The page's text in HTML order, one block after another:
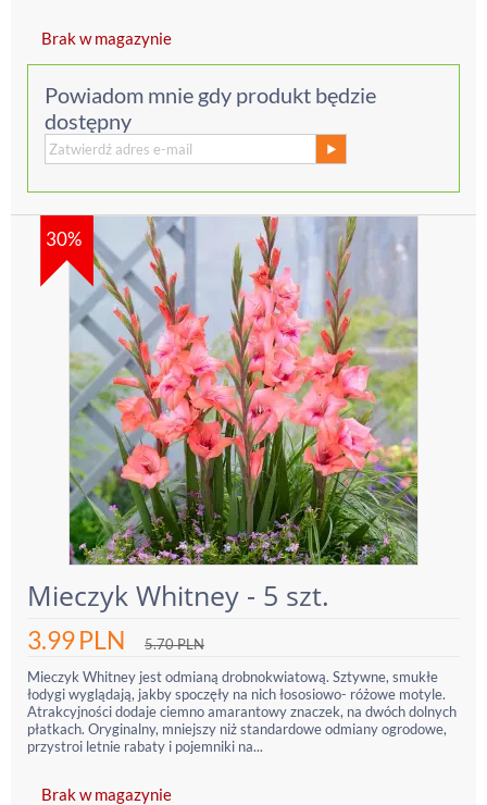
Brak w magazynie
Powiadom mnie gdy produkt będzie
dostępny
30%
Mieczyk Whitney - 5 szt.
3.99PLN 5.70PLN
Mieczyk Whitney jest odmianą drobnokwiatową. Sztywne, smukłe
łodygi wyglądają, jakby spoczęły na nich łososiowo- różowe motyle.
Atrakcyjności dodaje ciemno amarantowy znaczek, na dwóch dolnych
płatkach. Oryginalny, mniejszy niż standardowe odmiany ogrodowe,
przystroi letnie rabaty i pojemniki na...
Brak w magazynie